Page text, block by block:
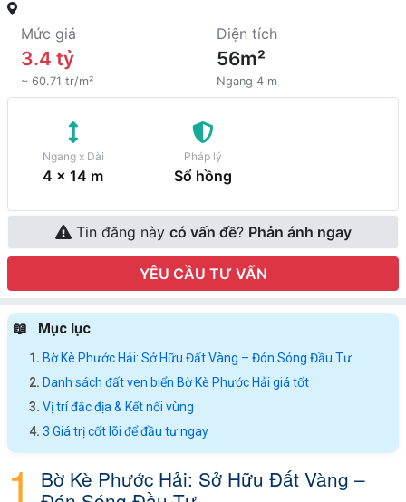
Mức giá
3.4 tỷ
~ 60.71 tr/m²
Diện tích
56m²
Ngang 4 m
Ngang x Dài
4 x 14 m
Pháp lý
Sổ hồng
Tin đăng này có vấn đề? Phản ánh ngay
YÊU CẦU TƯ VẤN
Mục lục
Bờ Kè Phước Hải: Sở Hữu Đất Vàng – Đón Sóng Đầu Tư
Danh sách đất ven biển Bờ Kè Phước Hải giá tốt
Vị trí đắc địa & Kết nối vùng
3 Giá trị cốt lõi để đầu tư ngay
Bờ Kè Phước Hải: Sở Hữu Đất Vàng –